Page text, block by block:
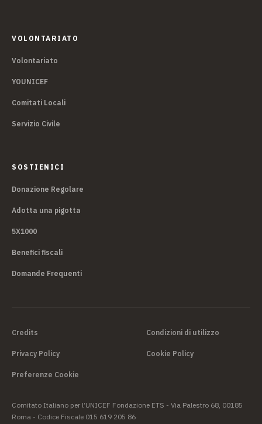
VOLONTARIATO
Volontariato
YOUNICEF
Comitati Locali
Servizio Civile
SOSTIENICI
Donazione Regolare
Adotta una pigotta
5X1000
Benefici fiscali
Domande Frequenti
Credits Condizioni di utilizzo
Privacy Policy Cookie Policy
Preferenze Cookie
Comitato Italiano per l’UNICEF Fondazione ETS - Via Palestro 68, 00185
Roma - Codice Fiscale 015 619 205 86